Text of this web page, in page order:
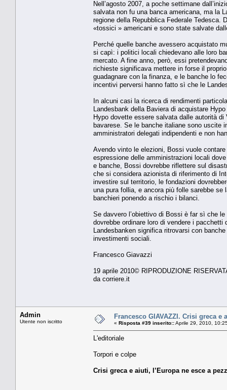
Nell’agosto 2007, a poche settimane
salvata non fu una banca americana, ma la
regione della Repubblica Federale Tedesca.
«tossici » americani e sono state salvate
Perché quelle banche avessero acquistato
si capì: i politici locali chiedevano alle loro
mercato. A fine anno, però, essi
richieste significava mettere in forse il
guadagnare con la finanza, e le banche lo
incentivi perversi hanno fatto sì che le
In alcuni casi la ricerca di rendimenti
Landesbank della Baviera di acquistare
Hypo dovette essere salvata dalle autorità
bavarese. Se le banche italiane sono uscite
amministratori delegati indipendenti e non
Avendo vinto le elezioni, Bossi vuole
espressione delle amministrazioni locali
e banche, Bossi dovrebbe riflettere sul
che si considera azionista di riferimento di
investire sul territorio, le fondazioni
una pura follia, e ancora più folle sarebbe
banchieri ponendo a rischio i bilanci.
Se davvero l’obiettivo di Bossi è far sì che
dovrebbe ordinare loro di vendere i
Landesbanken significa ritrovarsi con
investimenti sociali.
Francesco Giavazzi
19 aprile 2010© RIPRODUZIONE
da corriere.it
Admin
Utente non iscritto
Francesco GIAVAZZI. Crisi greca e
« Risposta #39 inserito::Aprile 29, 2010,
L'editoriale
Torpori e colpe
Crisi greca e aiuti, l’Europa ne esce a